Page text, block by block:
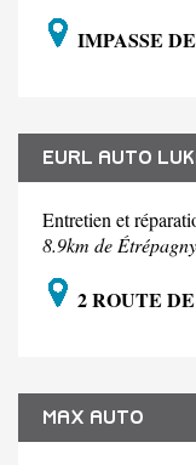
IMPASSE
EURL AUTO
Entretien et
8.9km de
2 ROUTE
MAX AUTO